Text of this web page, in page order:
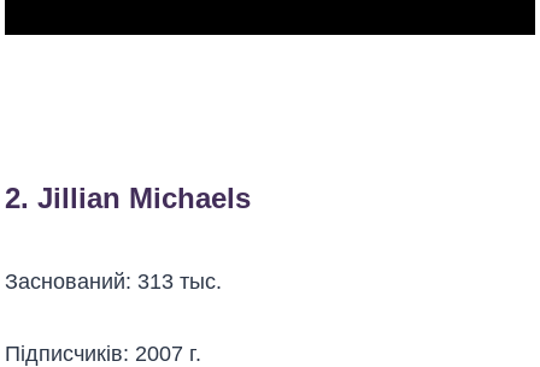
2. Jillian Michaels
Заснований: 313 тыс.
Підписчиків: 2007 г.